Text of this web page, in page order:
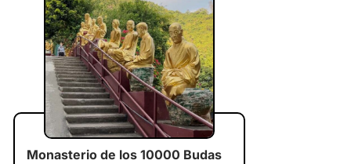
Monasterio de los 10000 Budas